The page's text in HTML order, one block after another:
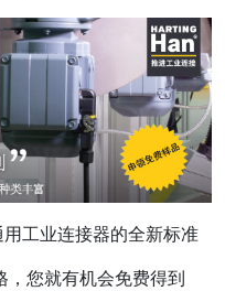
工业连接器的全新标准
，您就有机会免费得到